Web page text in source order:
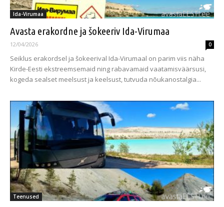
Ida-Virumaa
Avasta erakordne ja šokeeriv Ida-Virumaa
12/04/2026 0
Seiklus erakordsel ja šokeerival Ida-Virumaal on parim viis näha
Kirde-Eesti ekstreemsemaid ning rabavamaid vaatamisväärsusi,
kogeda sealset meelsust ja keelsust, tutvuda nõukanostalgia...
Teenused